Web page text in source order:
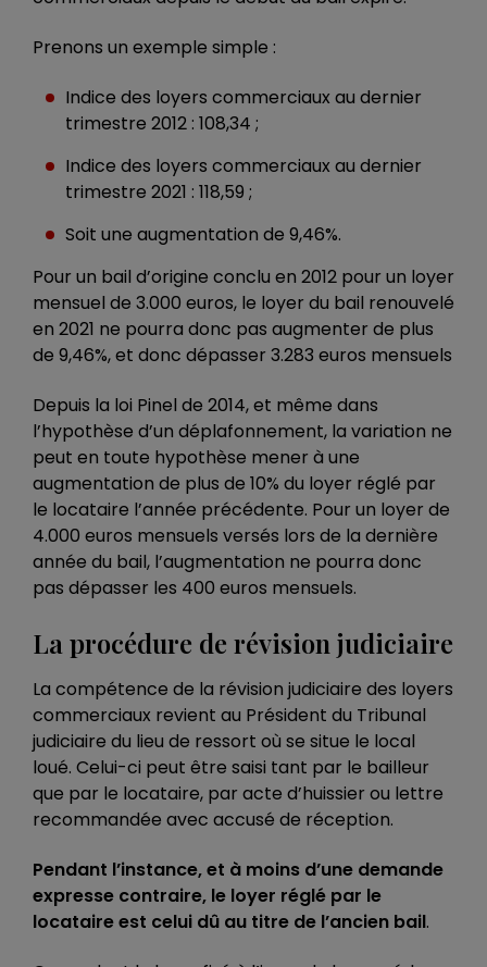
Prenons un exemple simple :
Indice des loyers commerciaux au dernier
trimestre 2012 : 108,34 ;
Indice des loyers commerciaux au dernier
trimestre 2021 : 118,59 ;
Soit une augmentation de 9,46%.
Pour un bail d’origine conclu en 2012 pour un loyer
mensuel de 3.000 euros, le loyer du bail renouvelé
en 2021 ne pourra donc pas augmenter de plus
de 9,46%, et donc dépasser 3.283 euros mensuels
Depuis la loi Pinel de 2014, et même dans
l’hypothèse d’un déplafonnement, la variation ne
peut en toute hypothèse mener à une
augmentation de plus de 10% du loyer réglé par
le locataire l’année précédente. Pour un loyer de
4.000 euros mensuels versés lors de la dernière
année du bail, l’augmentation ne pourra donc
pas dépasser les 400 euros mensuels.
La procédure de révision judiciaire
La compétence de la révision judiciaire des loyers
commerciaux revient au Président du Tribunal
judiciaire du lieu de ressort où se situe le local
loué. Celui-ci peut être saisi tant par le bailleur
que par le locataire, par acte d’huissier ou lettre
recommandée avec accusé de réception.
Pendant l’instance, et à moins d’une demande
expresse contraire, le loyer réglé par le
locataire est celui dû au titre de l’ancien bail.